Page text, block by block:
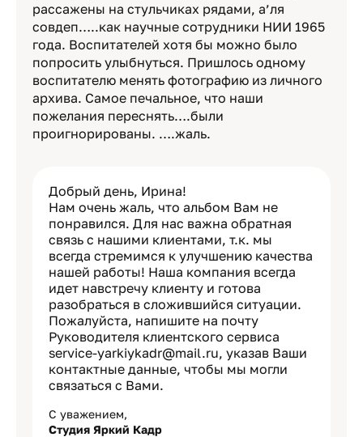
рассажены на стульчиках рядами, а’ля
совдеп…..как научные сотрудники НИИ 1965
года. Воспитателей хотя бы можно было
попросить улыбнуться. Пришлось одному
воспитателю менять фотографию из личного
архива. Самое печальное, что наши
пожелания переснять….были
проигнорированы. ….жаль.
Добрый день, Ирина!
Нам очень жаль, что альбом Вам не
понравился. Для нас важна обратная
связь с нашими клиентами, т.к. мы
всегда стремимся к улучшению качества
нашей работы! Наша компания всегда
идет навстречу клиенту и готова
разобраться в сложившийся ситуации.
Пожалуйста, напишите на почту
Руководителя клиентского сервиса
serviсe-yarkiykadr@mail.ru, указав Ваши
контактные данные, чтобы мы могли
связаться с Вами.
С уважением,
Студия Яркий Кадр